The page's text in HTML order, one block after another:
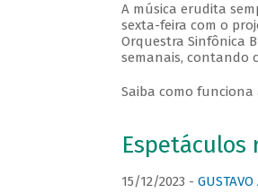
A música erudita
sexta-feira com o
Orquestra Sinfônica
semanais, contando
Saiba como funciona
Espetáculos
15/12/2023 -